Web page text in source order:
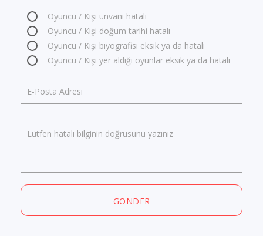
Oyuncu / Kişi ünvanı hatalı
Oyuncu / Kişi doğum tarihi hatalı
Oyuncu / Kişi biyografisi eksik ya da hatalı
Oyuncu / Kişi yer aldığı oyunlar eksik ya da hatalı
E-Posta Adresi
Lütfen hatalı bilginin doğrusunu yazınız
GÖNDER